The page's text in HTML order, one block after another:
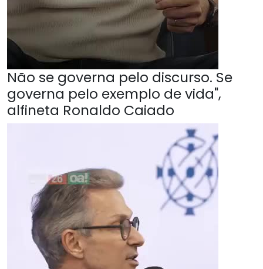
Não se governa pelo discurso. Se
governa pelo exemplo de vida",
alfineta Ronaldo Caiado